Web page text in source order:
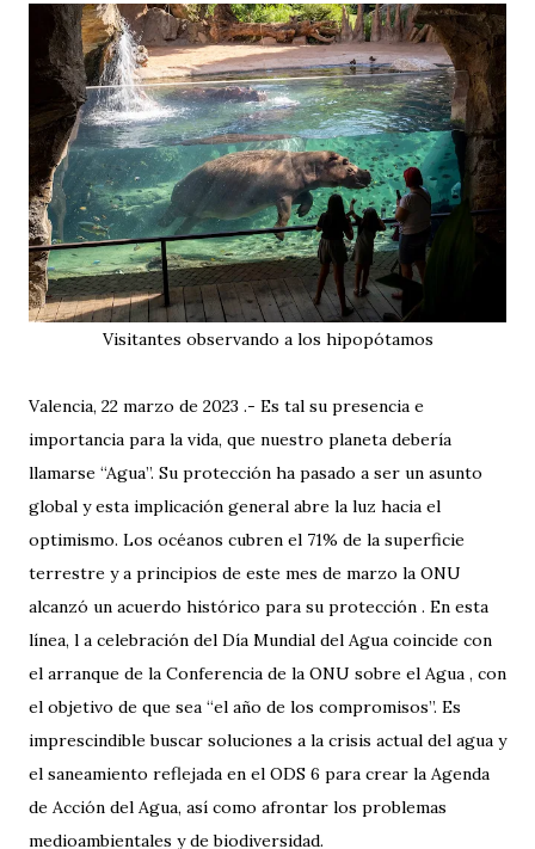
Visitantes observando a los hipopótamos
Valencia, 22 marzo de 2023 .- Es tal su presencia e
importancia para la vida, que nuestro planeta debería
llamarse “Agua”. Su protección ha pasado a ser un asunto
global y esta implicación general abre la luz hacia el
optimismo. Los océanos cubren el 71% de la superficie
terrestre y a principios de este mes de marzo la ONU
alcanzó un acuerdo histórico para su protección . En esta
línea, l a celebración del Día Mundial del Agua coincide con
el arranque de la Conferencia de la ONU sobre el Agua , con
el objetivo de que sea “el año de los compromisos”. Es
imprescindible buscar soluciones a la crisis actual del agua y
el saneamiento reflejada en el ODS 6 para crear la Agenda
de Acción del Agua, así como afrontar los problemas
medioambientales y de biodiversidad.